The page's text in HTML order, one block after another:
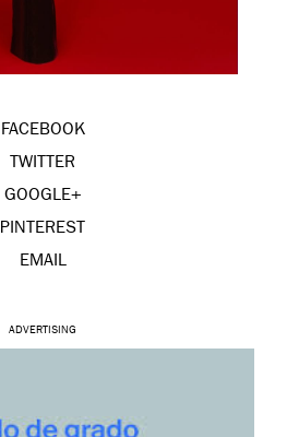
FACEBOOK
TWITTER
GOOGLE+
PINTEREST
EMAIL
ADVERTISING